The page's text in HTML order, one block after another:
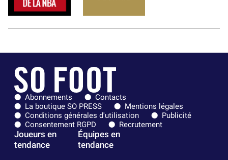
Abonnements
Contacts
La boutique SO PRESS
Mentions légales
Conditions générales d'utilisation
Publicité
Consentement RGPD
Recrutement
Joueurs en
tendance
Équipes en
tendance